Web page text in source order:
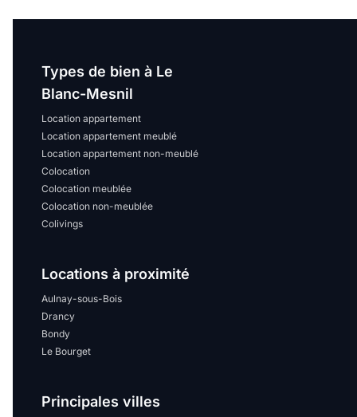
Types de bien à Le
Blanc-Mesnil
Location appartement
Location appartement meublé
Location appartement non-meublé
Colocation
Colocation meublée
Colocation non-meublée
Colivings
Locations à proximité
Aulnay-sous-Bois
Drancy
Bondy
Le Bourget
Principales villes